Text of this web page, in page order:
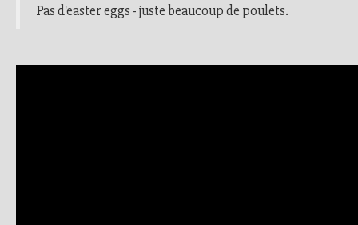
Pas d'easter eggs - juste beaucoup de poulets.